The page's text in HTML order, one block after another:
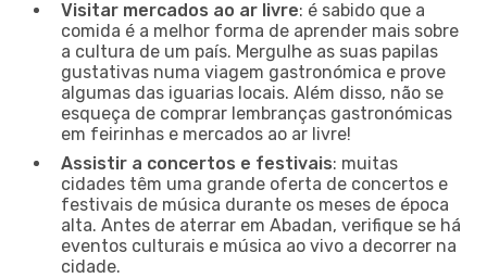
Visitar mercados ao ar livre: é sabido que a
comida é a melhor forma de aprender mais sobre
a cultura de um país. Mergulhe as suas papilas
gustativas numa viagem gastronómica e prove
algumas das iguarias locais. Além disso, não se
esqueça de comprar lembranças gastronómicas
em feirinhas e mercados ao ar livre!
Assistir a concertos e festivais: muitas
cidades têm uma grande oferta de concertos e
festivais de música durante os meses de época
alta. Antes de aterrar em Abadan, verifique se há
eventos culturais e música ao vivo a decorrer na
cidade.